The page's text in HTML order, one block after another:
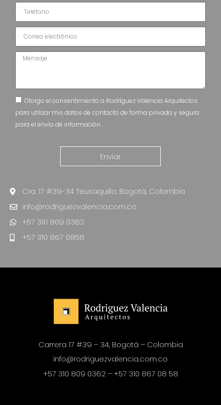
Otorgo el consentimiento a Rodríguez Valencia Arquitectos
para utilizar mis datos de contacto de forma privada y segura
para el envío de información.
Enviar
Cra. 17 #39-34 Teusaquillo, Bogotá, Colombia
info@rodriguezvalencia.com.co
+57 310 809 0362
+57 310 867 0858
Carrera 17 #39 – 34, Bogotá – Colombia
info@rodriguezvalencia.com.co
+57 310 809 0362 – +57 310 867 08 58